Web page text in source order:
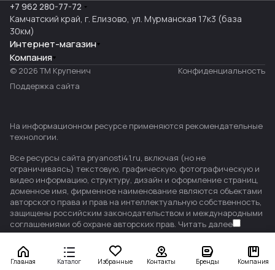
Главная Каталог Избранные Контакты Бренды Компания
+7 962 280-77-72
Камчатский край, г. Елизово, ул. Мурманская 17к3 (база
30км)
Интернет-магазин
Компания
© 2026 ТМ Крупенич
Конфиденциальность
Поддержка сайта
На информационном ресурсе применяются рекомендательные
технологии.
Все ресурсы сайта pryanosti41.ru, включая (но не
ограничиваясь) текстовую, графическую, фотографическую и
видео информацию, структуру, дизайн и оформление страниц,
доменное имя, фирменное наименование являются объектами
авторского права и прав на интеллектуальную собственность,
защищены российским законодательством и международными
соглашениями об охране авторских прав. Читать далее